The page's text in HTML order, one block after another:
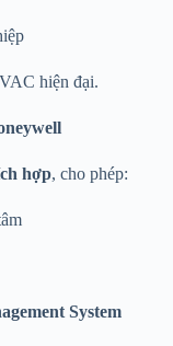
hiện đại.
hợp, cho phép:
System